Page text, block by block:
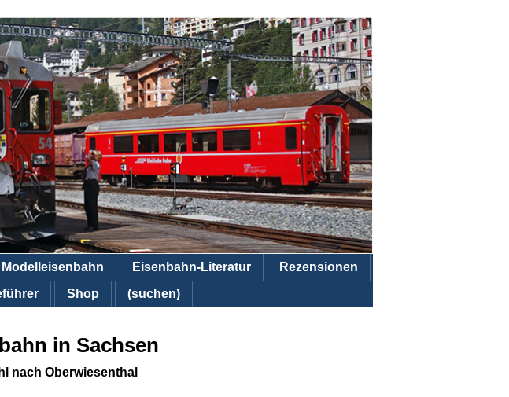
Modelleisenbahn Eisenbahn-Literatur
Rezensionen
Shop (suchen)
in Sachsen
nach Oberwiesenthal